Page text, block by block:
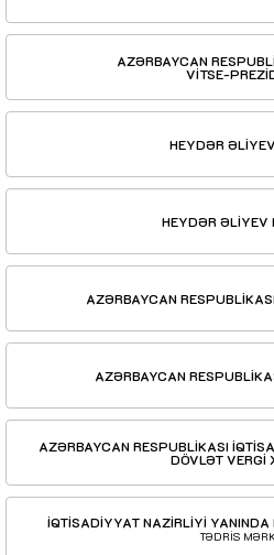
AZƏRBAYCAN
VİTSE-
HEYDƏR
HEYDƏR ƏLİYEV
AZƏRBAYCAN
AZƏRBAYCAN
AZƏRBAYCAN RESPUBLİKASI
DÖVLƏT VERGİ
İQTİSADİYYAT NAZİRLİYİ
TƏDRİS